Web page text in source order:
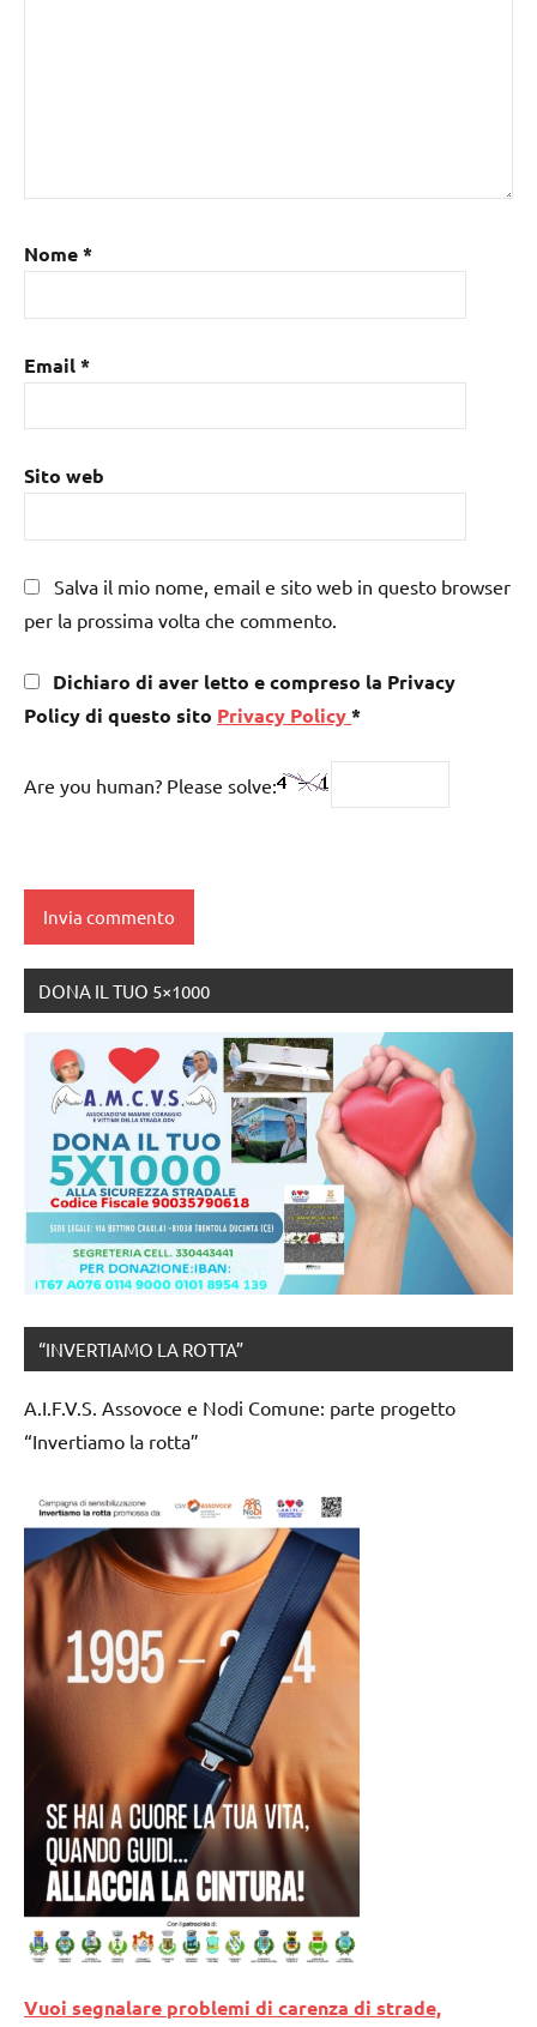
Nome*
Email*
Sito web
Salva il mio nome, email e sito web in questo browser
per la prossima volta che commento.
Dichiaro di aver letto e compreso la Privacy
Policy di questo sito Privacy Policy*
Are you human? Please solve:
DONA IL TUO 5×1000
“INVERTIAMO LA ROTTA”
A.I.F.V.S. Assovoce e Nodi Comune: parte progetto
“Invertiamo la rotta”
Vuoi segnalare problemi di carenza di strade,